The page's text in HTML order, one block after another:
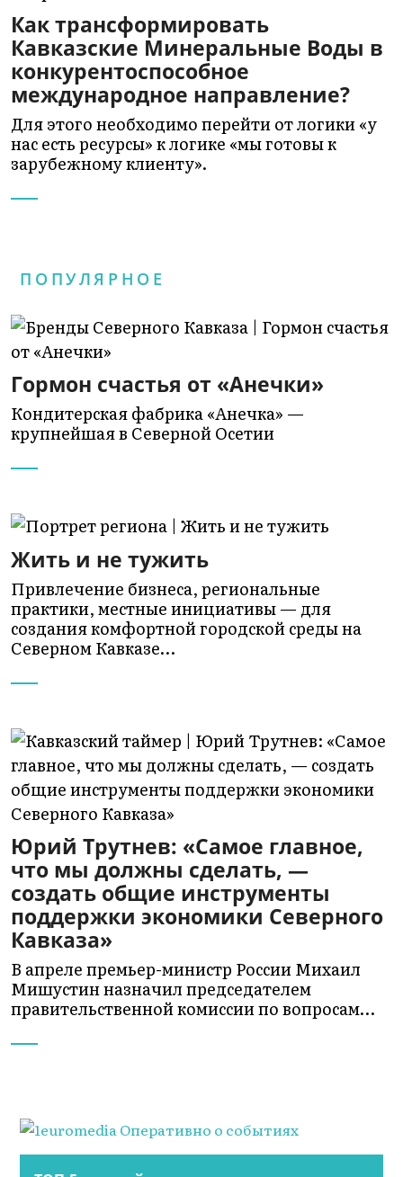
Как трансформировать
Кавказские Минеральные Воды в
конкурентоспособное
международное направление?
Для этого необходимо перейти от логики «у
нас есть ресурсы» к логике «мы готовы к
зарубежному клиенту».
ПОПУЛЯРНОЕ
Гормон счастья от «Анечки»
Кондитерская фабрика «Анечка» —
крупнейшая в Северной Осетии
Жить и не тужить
Привлечение бизнеса, региональные
практики, местные инициативы — для
создания комфортной городской среды на
Северном Кавказе…
Юрий Трутнев: «Самое главное,
что мы должны сделать, —
создать общие инструменты
поддержки экономики Северного
Кавказа»
В апреле премьер-министр России Михаил
Мишустин назначил председателем
правительственной комиссии по вопросам…